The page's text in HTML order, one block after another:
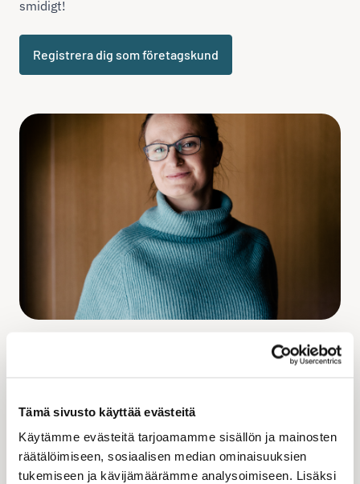
Tämä sivusto käyttää evästeitä
Käytämme evästeitä tarjoamamme sisällön ja mainosten
räätälöimiseen, sosiaalisen median ominaisuuksien
tukemiseen ja kävijämäärämme analysoimiseen. Lisäksi
smidigt!
Registrera dig som företagskund
Kontakta oss och fråga mer om
e-handel!
Kontakta vår kundtjänst! Vi betjänar vardagar kl. 9-16
och svarar dig senast nästa arbetsdag.